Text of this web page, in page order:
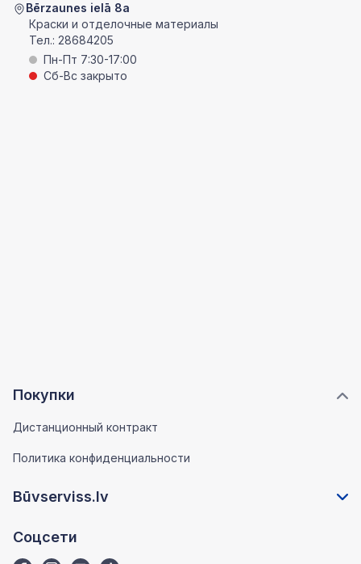
Покупки
Дистанционный контракт
Политика конфиденциальности
Būvserviss.lv
Соцсети
Bērzaunes ielā 8a
Краски и отделочные материалы
Тел.: 28684205
Пн-Пт 7:30-17:00
Сб-Вс закрыто